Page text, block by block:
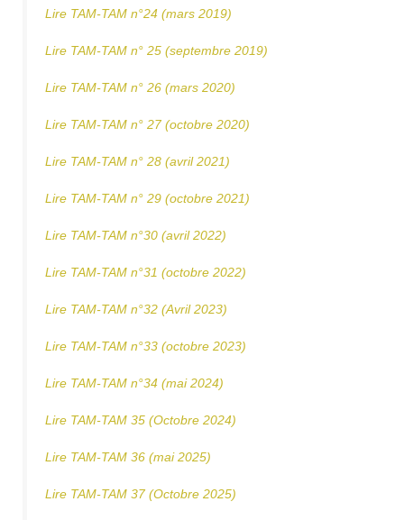
Lire TAM-TAM n°24 (mars 2019)
Lire TAM-TAM n° 25 (septembre 2019)
Lire TAM-TAM n° 26 (mars 2020)
Lire TAM-TAM n° 27 (octobre 2020)
Lire TAM-TAM n° 28 (avril 2021)
Lire TAM-TAM n° 29 (octobre 2021)
Lire TAM-TAM n°30 (avril 2022)
Lire TAM-TAM n°31 (octobre 2022)
Lire TAM-TAM n°32 (Avril 2023)
Lire TAM-TAM n°33 (octobre 2023)
Lire TAM-TAM n°34 (mai 2024)
Lire TAM-TAM 35 (Octobre 2024)
Lire TAM-TAM 36 (mai 2025)
Lire TAM-TAM 37 (Octobre 2025)